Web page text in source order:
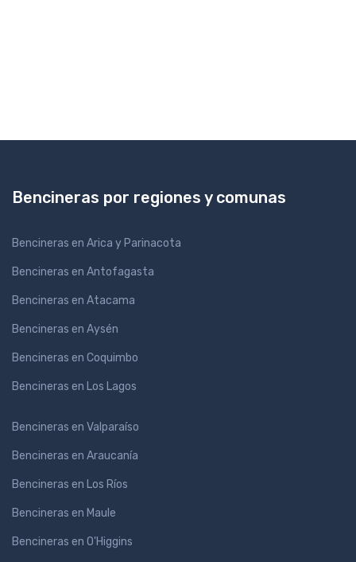
Bencineras por regiones y comunas
Bencineras en Arica y Parinacota
Bencineras en Antofagasta
Bencineras en Atacama
Bencineras en Aysén
Bencineras en Coquimbo
Bencineras en Los Lagos
Bencineras en Valparaíso
Bencineras en Araucanía
Bencineras en Los Ríos
Bencineras en Maule
Bencineras en O'Higgins